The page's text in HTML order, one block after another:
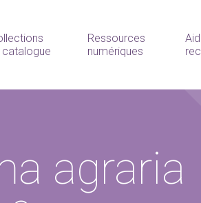
catalogue
Ressources
numériques
agraria